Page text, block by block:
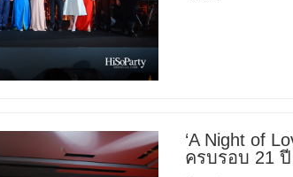
‘A Night of
ครบรอบ 21 ปี